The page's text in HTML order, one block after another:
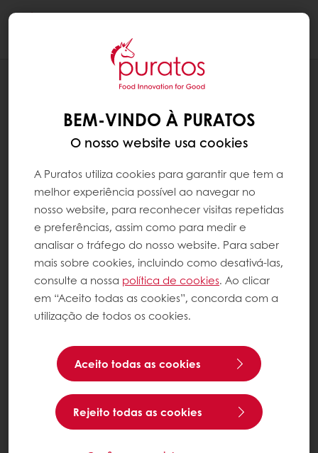
BEM-VINDO À PURATOS
O nosso website usa cookies
A Puratos utiliza cookies para garantir que tem a
melhor experiência possível ao navegar no
nosso website, para reconhecer visitas repetidas
e preferências, assim como para medir e
analisar o tráfego do nosso website. Para saber
mais sobre cookies, incluindo como desativá-las,
consulte a nossa política de cookies. Ao clicar
em “Aceito todas as cookies”, concorda com a
utilização de todos os cookies.
Aceito todas as cookies
Rejeito todas as cookies